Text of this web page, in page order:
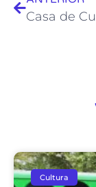
Cultura